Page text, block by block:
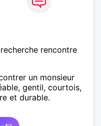
rencontre
un monsieur
gentil, courtois,
et durable.